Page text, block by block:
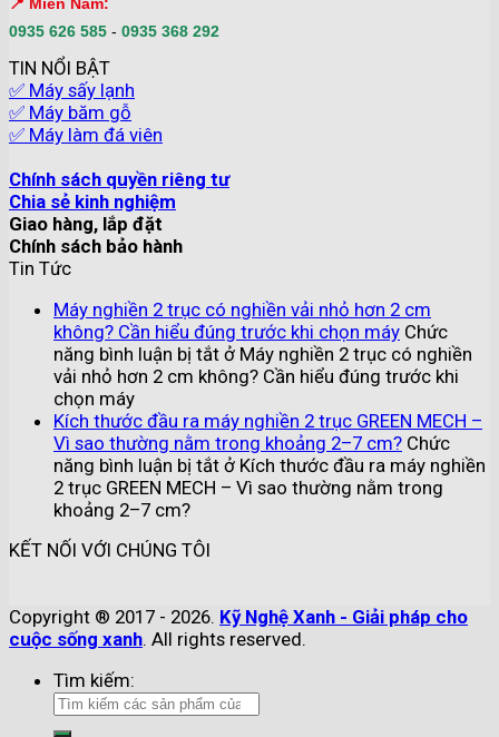
0935 626 585 - 0935 368 292
TIN NỔI BẬT
✅ Máy sấy lạnh
✅ Máy băm gỗ
✅ Máy làm đá viên
Chính sách quyền riêng tư
Chia sẻ kinh nghiệm
Giao hàng, lắp đặt
Chính sách bảo hành
Tin Tức
Máy nghiền 2 trục có nghiền vải nhỏ hơn 2 cm
không? Cần hiểu đúng trước khi chọn máy Chức
năng bình luận bị tắt ở Máy nghiền 2 trục có nghiền
vải nhỏ hơn 2 cm không? Cần hiểu đúng trước khi
chọn máy
Kích thước đầu ra máy nghiền 2 trục GREEN MECH –
Vì sao thường nằm trong khoảng 2–7 cm? Chức
năng bình luận bị tắt ở Kích thước đầu ra máy nghiền
2 trục GREEN MECH – Vì sao thường nằm trong
khoảng 2–7 cm?
KẾT NỐI VỚI CHÚNG TÔI
Copyright ® 2017 - 2026. Kỹ Nghệ Xanh - Giải pháp cho
cuộc sống xanh. All rights reserved.
Tìm kiếm: